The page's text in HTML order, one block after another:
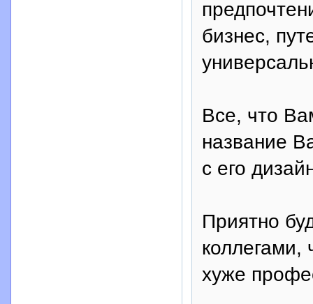
бизнес,
Все, что
название
с его
Приятно
коллегами,
хуже